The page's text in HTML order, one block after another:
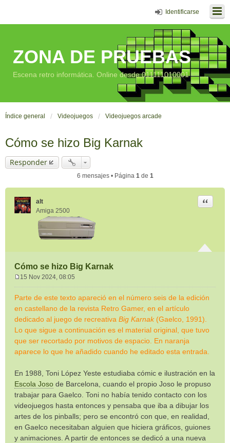
Identificarse
ZONA DE PRUEBAS
Escena retro informática. Online desde 011111010001
Índice general Videojuegos Videojuegos arcade
Cómo se hizo Big Karnak
Responder
6 mensajes • Página 1de 1
alt
Amiga 2500
Cómo se hizo Big Karnak
Citar
n
s
a
j
e
15 Nov 2024, 08:05
Parte de este texto apareció en el número seis de la edición
en castellano de la revista Retro Gamer, en el artículo
dedicado al juego de recreativa Big Karnak(Gaelco, 1991).
Lo que sigue a continuación es el material original, que tuvo
que ser recortado por motivos de espacio. En naranja
aparece lo que he añadido cuando he editado esta entrada.
En 1988, Toni López Yeste estudiaba cómic e ilustración en la
Escola Joso de Barcelona, cuando el propio Joso le propuso
trabajar para Gaelco. Toni no había tenido contacto con los
videojuegos hasta entonces y pensaba que iba a dibujar los
artes de los pinballs; pero se encontró con que, en realidad,
en Gaelco necesitaban alguien que hiciera gráficos, guiones
y animaciones. A partir de entonces se dedicó a una nueva